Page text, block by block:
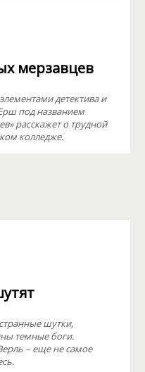
мерзавцев
детектива и
под названием
расскажет о трудной
колледже.
шутки,
темные боги.
– еще не самое